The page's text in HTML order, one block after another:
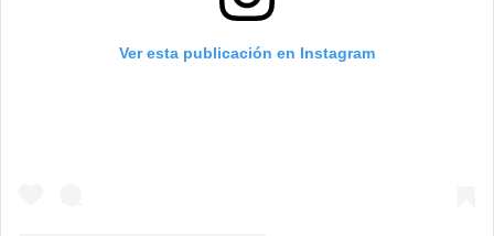
Ver esta publicación en Instagram